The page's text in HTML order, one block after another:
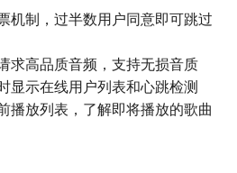
机制，过半数用户同意即可跳过
求高品质音频，支持无损音质
显示在线用户列表和心跳检测
播放列表，了解即将播放的歌曲